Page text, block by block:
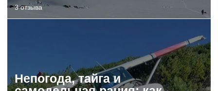
3 отзыва
Непогода, тайга и